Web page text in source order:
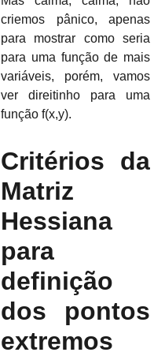
criemos pânico, apenas
para mostrar como seria
para uma função de mais
variáveis, porém, vamos
ver direitinho para uma
função f(x,y).
Critérios da
Matriz
Hessiana
para
definição
dos pontos
extremos